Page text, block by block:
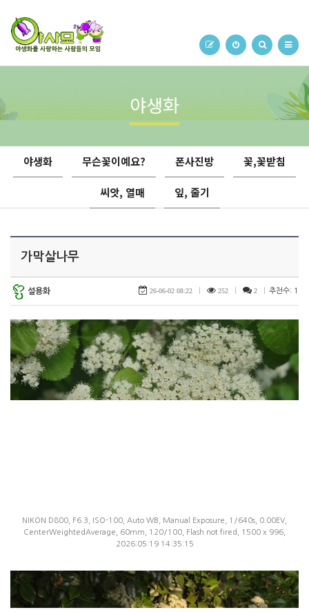
야생화
야생화 무슨꽃이예요? 폰사진방 꽃,꽃받침
씨앗, 열매 잎, 줄기
가막살나무
설용화 26-06-02 08:22 252 2 추천수: 1
NIKON D800, F6.3, ISO-100, Auto WB, Manual Exposure, 1/640s, 0.00EV,
CenterWeightedAverage, 60mm, 120/100, Flash not fired, 1500 x 996,
2026:05:19 14:35:15